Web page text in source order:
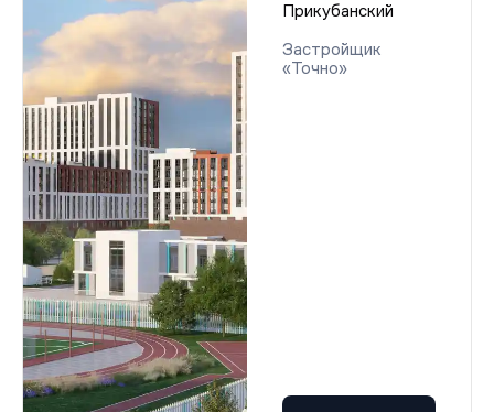
Прикубанский
Застройщик
«Точно»